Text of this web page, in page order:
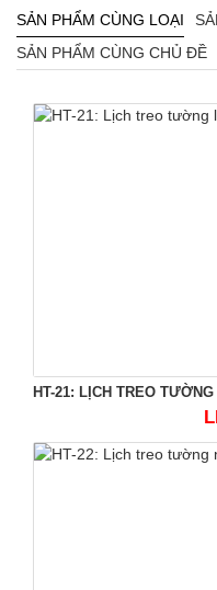
SẢN PHẨM CÙNG LOẠI
SẢN PHẨM CÙNG CHỦ ĐỀ